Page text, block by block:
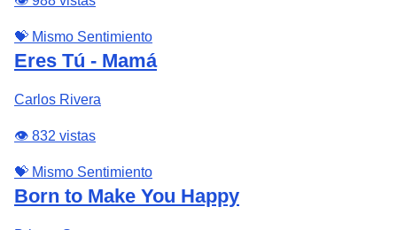
💝 Mismo Sentimiento
Eres Tú - Mamá
Carlos Rivera
👁️ 832 vistas
💝 Mismo Sentimiento
Born to Make You Happy